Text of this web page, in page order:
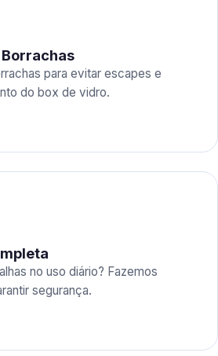
para evitar escapes e
do box de vidro.
no uso diário? Fazemos
segurança.